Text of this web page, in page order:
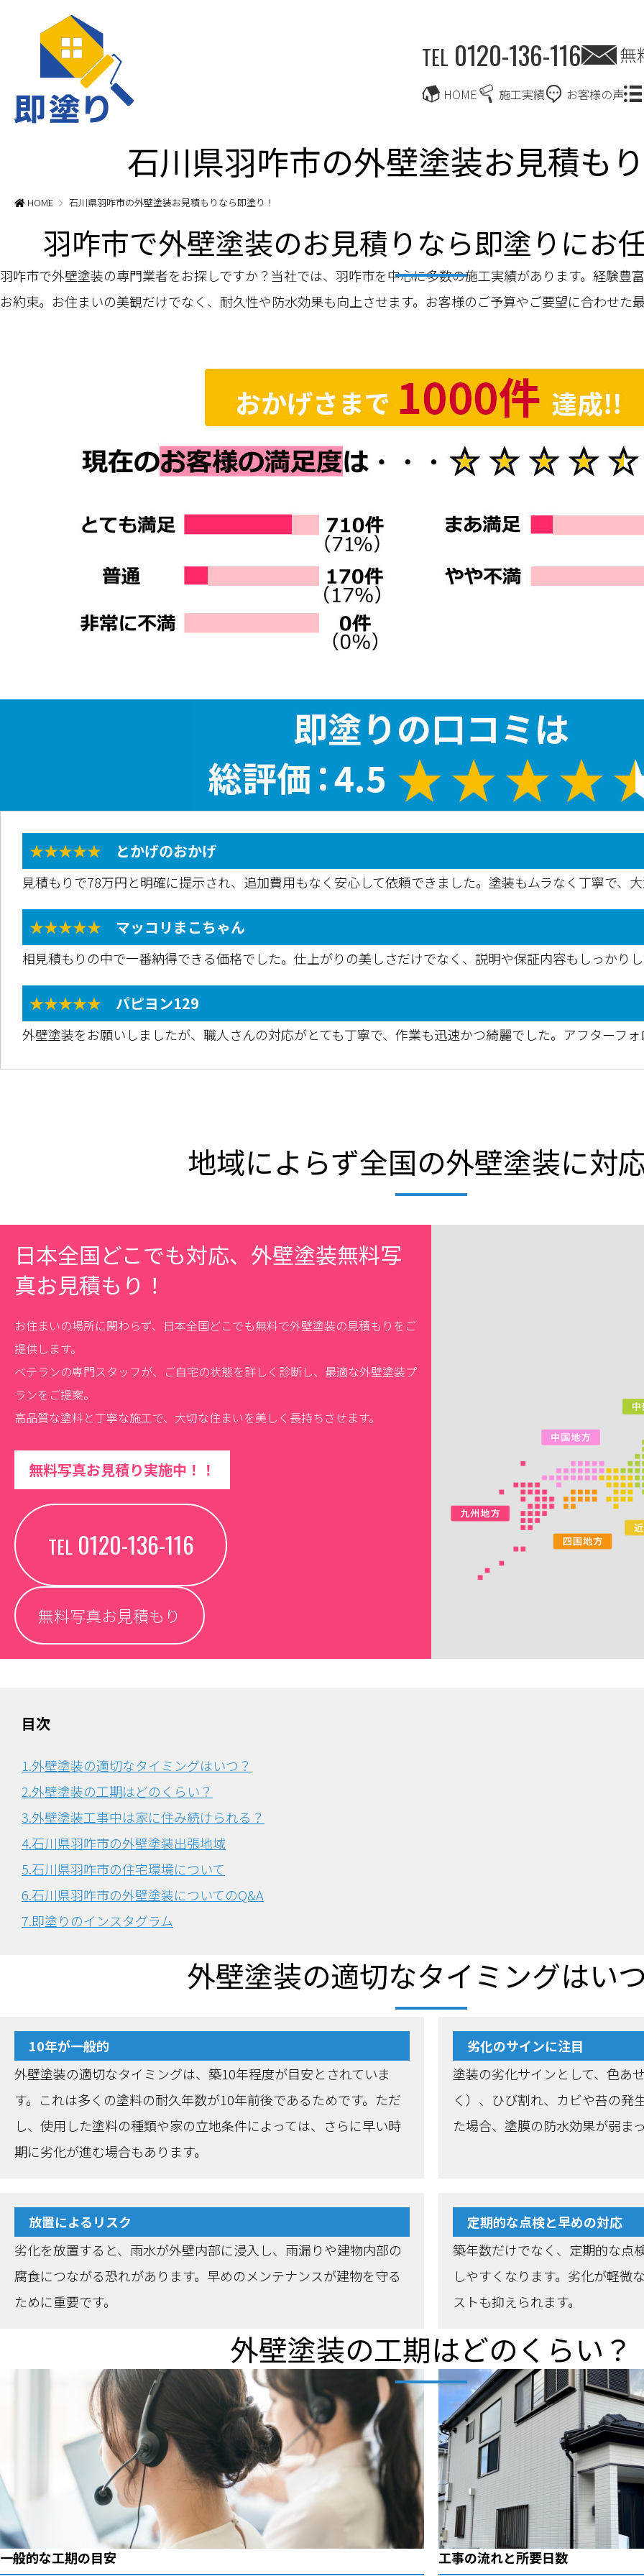
TEL 0120-136-116 無
HOME 施工実績 お客様の声
石川県羽咋市の外壁塗装お見積も
HOME 石川県羽咋市の外壁塗装お見積もりなら即塗り！
羽咋市で外壁塗装のお見積りなら即塗りにお
羽咋市で外壁塗装の専門業者をお探しですか？当社では、羽咋市を中心に多数の施工実績があります。経験豊
お約束。お住まいの美観だけでなく、耐久性や防水効果も向上させます。お客様のご予算やご要望に合わせた
★★★★★ とかげのおかげ
見積もりで78万円と明確に提示され、追加費用もなく安心して依頼できました。塗装もムラなく丁寧で、大
★★★★★ マッコリまこちゃん
相見積もりの中で一番納得できる価格でした。仕上がりの美しさだけでなく、説明や保証内容もしっかりし
★★★★★ パピヨン129
外壁塗装をお願いしましたが、職人さんの対応がとても丁寧で、作業も迅速かつ綺麗でした。アフターフォ
地域によらず全国の外壁塗装に対応
日本全国どこでも対応、外壁塗装無料写
真お見積もり！
お住まいの場所に関わらず、日本全国どこでも無料で外壁塗装の見積もりをご
提供します。
ベテランの専門スタッフが、ご自宅の状態を詳しく診断し、最適な外壁塗装プ
ランをご提案。
高品質な塗料と丁寧な施工で、大切な住まいを美しく長持ちさせます。
無料写真お見積り実施中！！
TEL0120-136-116
無料写真お見積もり
目次
1.外壁塗装の適切なタイミングはいつ？
2.外壁塗装の工期はどのくらい？
3.外壁塗装工事中は家に住み続けられる？
4.石川県羽咋市の外壁塗装出張地域
5.石川県羽咋市の住宅環境について
6.石川県羽咋市の外壁塗装についてのQ&A
7.即塗りのインスタグラム
外壁塗装の適切なタイミングはい
10年が一般的
外壁塗装の適切なタイミングは、築10年程度が目安とされていま
す。これは多くの塗料の耐久年数が10年前後であるためです。ただ
し、使用した塗料の種類や家の立地条件によっては、さらに早い時
期に劣化が進む場合もあります。
劣化のサインに注目
塗装の劣化サインとして、色あ
く）、ひび割れ、カビや苔の発
た場合、塗膜の防水効果が弱ま
放置によるリスク
劣化を放置すると、雨水が外壁内部に浸入し、雨漏りや建物内部の
腐食につながる恐れがあります。早めのメンテナンスが建物を守る
ために重要です。
定期的な点検と早めの対応
築年数だけでなく、定期的な点
しやすくなります。劣化が軽微
ストも抑えられます。
外壁塗装の工期はどのくらい？
一般的な工期の目安 工事の流れと所要日数